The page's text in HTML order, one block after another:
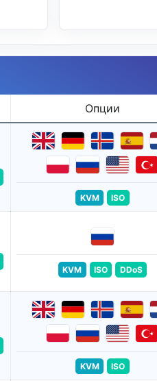
Опции
KVM ISO
KVM ISO DDoS
KVM ISO